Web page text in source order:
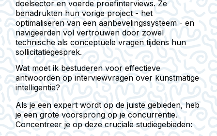
doelsector en voerde proefinterviews. Ze
benadrukten hun vorige project - het
optimaliseren van een aanbevelingssysteem - en
navigeerden vol vertrouwen door zowel
technische als conceptuele vragen tijdens hun
sollicitatiegesprek.
Wat moet ik bestuderen voor effectieve
antwoorden op interviewvragen over kunstmatige
intelligentie?
Als je een expert wordt op de juiste gebieden, heb
je een grote voorsprong op je concurrentie.
Concentreer je op deze cruciale studiegebieden: